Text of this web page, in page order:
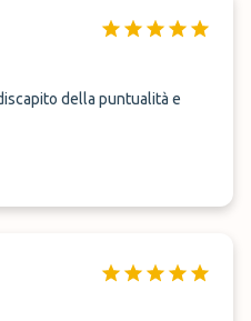
della puntualità e